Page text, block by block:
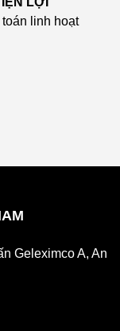
linh hoạt
Geleximco A, An